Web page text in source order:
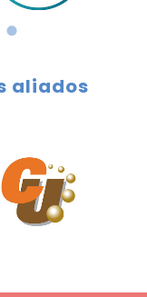
aliados